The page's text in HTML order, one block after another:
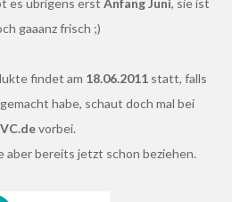
es übrigens erst Anfang Juni, sie ist
gaaanz frisch ;)
findet am 18.06.2011 statt, falls
habe, schaut doch mal bei
vorbei.
aber bereits jetzt schon beziehen.